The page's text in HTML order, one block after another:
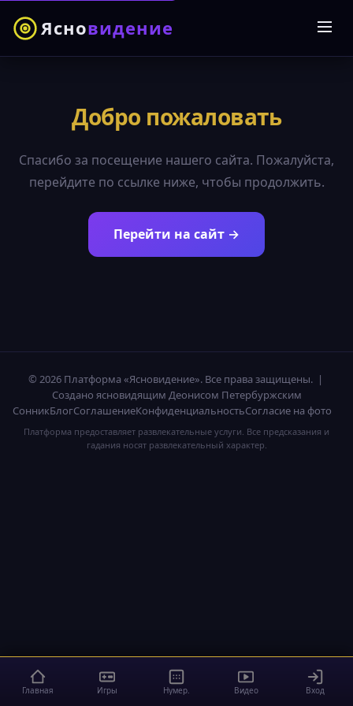
Ясновидение
Добро пожаловать
Спасибо за посещение нашего сайта. Пожалуйста,
перейдите по ссылке ниже, чтобы продолжить.
Перейти на сайт →
© 2026 Платформа «Ясновидение». Все права защищены. |
Создано ясновидящим Деонисом Петербуржским
СонникБлогСоглашениеКонфиденциальностьСогласие на фото
Платформа предоставляет развлекательные услуги. Все предсказания и
гадания носят развлекательный характер.
Главная Игры Нумер. Видео Вход